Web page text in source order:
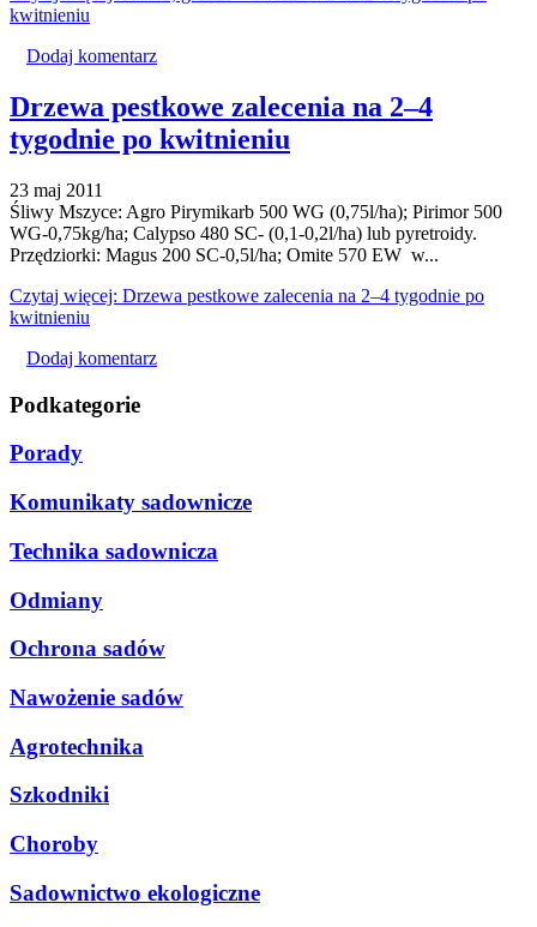
kwitnieniu
Dodaj komentarz
Drzewa pestkowe zalecenia na 2–4
tygodnie po kwitnieniu
23 maj 2011
Śliwy Mszyce: Agro Pirymikarb 500 WG (0,75l/ha); Pirimor 500
WG-0,75kg/ha; Calypso 480 SC- (0,1-0,2l/ha) lub pyretroidy.
Przędziorki: Magus 200 SC-0,5l/ha; Omite 570 EW w...
Czytaj więcej: Drzewa pestkowe zalecenia na 2–4 tygodnie po
kwitnieniu
Dodaj komentarz
Podkategorie
Porady
Komunikaty sadownicze
Technika sadownicza
Odmiany
Ochrona sadów
Nawożenie sadów
Agrotechnika
Szkodniki
Choroby
Sadownictwo ekologiczne